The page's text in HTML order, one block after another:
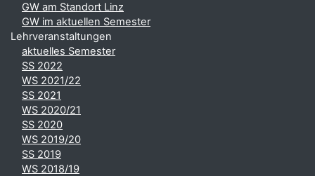
GW am Standort Linz
GW im aktuellen Semester
Lehrveranstaltungen
aktuelles Semester
SS 2022
WS 2021/22
SS 2021
WS 2020/21
SS 2020
WS 2019/20
SS 2019
WS 2018/19